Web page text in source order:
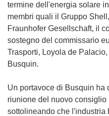
termine dell'energia solare
membri quali il Gruppo
Fraunhofer Gesellschaft, il
sostegno del commissario
Trasporti, Loyola de
Busquin.
Un portavoce di Busquin ha
riunione del nuovo consiglio
sottolineando che l'industria